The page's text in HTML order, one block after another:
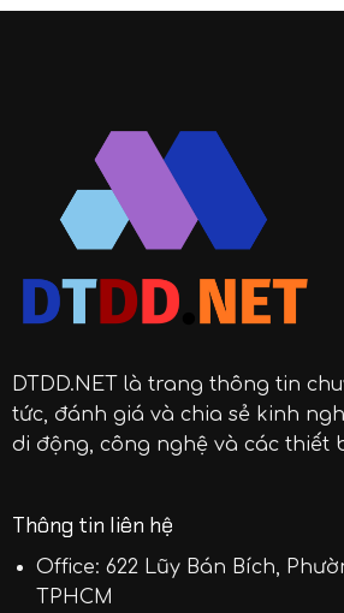
DTDD.NET là trang thông tin
tức, đánh giá và chia sẻ kinh
di động, công nghệ và các thiết
Thông tin liên hệ
Office: 622 Lũy Bán Bích,
TPHCM